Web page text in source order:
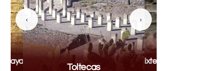
Mayas
Toltecas
Mixteca
‹ ›